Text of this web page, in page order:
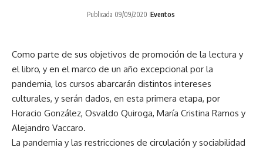
Publicada 09/09/2020 Eventos
Como parte de sus objetivos de promoción de la lectura y
el libro, y en el marco de un año excepcional por la
pandemia, los cursos abarcarán distintos intereses
culturales, y serán dados, en esta primera etapa, por
Horacio González, Osvaldo Quiroga, María Cristina Ramos y
Alejandro Vaccaro.
La pandemia y las restricciones de circulación y sociabilidad